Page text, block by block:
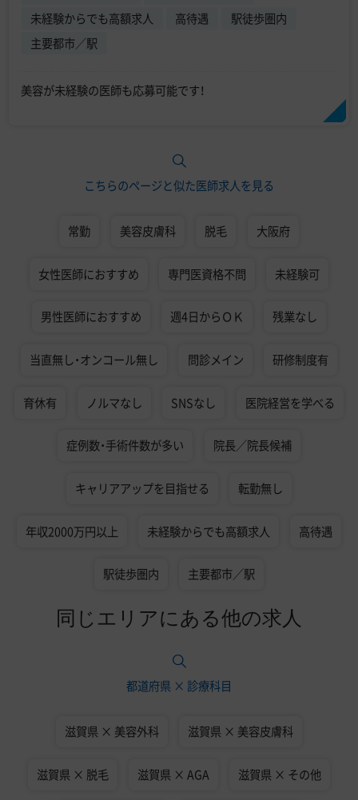
未経験からでも高額求人
高待遇
駅徒歩圏内
主要都市／駅
美容が未経験の医師も応募可能です！
こちらのページと似た医師求人を見る
常勤 美容皮膚科 脱毛 大阪府
女性医師におすすめ 専門医資格不問 未経験可
男性医師におすすめ 週4日からＯＫ 残業なし
当直無し・オンコール無し 問診メイン 研修制度有
育休有 ノルマなし SNSなし 医院経営を学べる
症例数・手術件数が多い 院長／院長候補
キャリアアップを目指せる 転勤無し
年収2000万円以上 未経験からでも高額求人 高待遇
駅徒歩圏内 主要都市／駅
同じエリアにある他の求人
都道府県 × 診療科目
滋賀県 × 美容外科 滋賀県 × 美容皮膚科
滋賀県 × 脱毛 滋賀県 × AGA 滋賀県 × その他